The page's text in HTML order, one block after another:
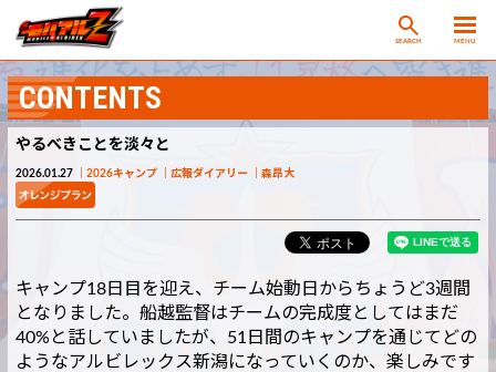
SEARCH MENU
CONTENTS
やるべきことを淡々と
2026.01.27 2026キャンプ 広報ダイアリー 森昂大
キャンプ18日目を迎え、チーム始動日からちょうど3週間
となりました。船越監督はチームの完成度としてはまだ
40%と話していましたが、51日間のキャンプを通じてどの
ようなアルビレックス新潟になっていくのか、楽しみです